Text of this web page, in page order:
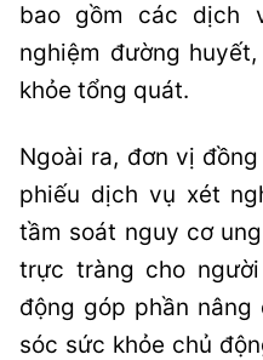
bao gồm các dịch
nghiệm đường
khỏe tổng quát.
Ngoài ra, đơn vị
phiếu dịch vụ xét
tầm soát nguy cơ
trực tràng cho
động góp phần nâng
sóc sức khỏe chủ